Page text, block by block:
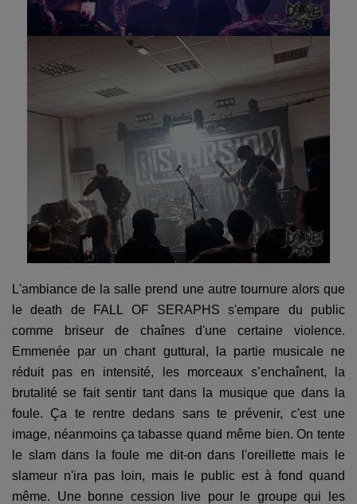
L'ambiance de la salle prend une autre tournure alors que
le death de FALL OF SERAPHS s'empare du public
comme briseur de chaînes d'une certaine violence.
Emmenée par un chant guttural, la partie musicale ne
réduit pas en intensité, les morceaux s’enchaînent, la
brutalité se fait sentir tant dans la musique que dans la
foule. Ça te rentre dedans sans te prévenir, c'est une
image, néanmoins ça tabasse quand même bien. On tente
le slam dans la foule me dit-on dans l'oreillette mais le
slameur n'ira pas loin, mais le public est à fond quand
même. Une bonne cession live pour le groupe qui les